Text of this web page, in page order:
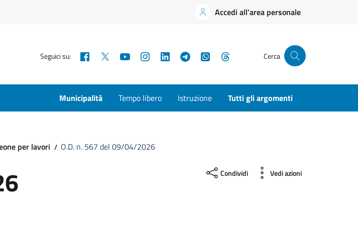
Accedi all'area personale
Seguici su: Facebook YouTubeInstagramLinkedInTelegramWhatsApp Cerca
Municipalità Tempo libero Istruzione Tutti gli argomenti
per lavori O.D. n. 567 del 09/04/2026
Condividi Vedi azioni